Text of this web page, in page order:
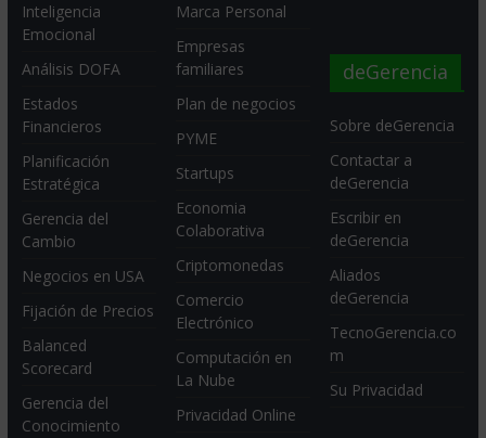
Inteligencia
Emocional
Análisis DOFA
Estados
Financieros
Planificación
Estratégica
Gerencia del
Cambio
Negocios en USA
Fijación de Precios
Balanced
Scorecard
Gerencia del
Conocimiento
Marca Personal
Empresas
familiares
Plan de negocios
PYME
Startups
Economia
Colaborativa
Criptomonedas
Comercio
Electrónico
Computación en
La Nube
Privacidad Online
deGerencia
Sobre deGerencia
Contactar a
deGerencia
Escribir en
deGerencia
Aliados
deGerencia
TecnoGerencia.co
m
Su Privacidad